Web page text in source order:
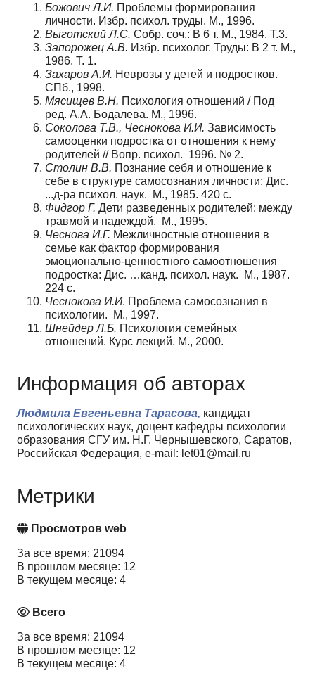
Божович Л.И. Проблемы формирования
личности. Избр. психол. труды. М., 1996.
Выготский Л.С. Собр. соч.: В 6 т. М., 1984. Т.3.
Запорожец А.В. Избр. психолог. Труды: В 2 т. М.,
1986. Т. 1.
Захаров А.И. Неврозы у детей и подростков.
СПб., 1998.
Мясищев В.Н. Психология отношений / Под
ред. А.А. Бодалева. М., 1996.
Соколова Т.В., Чеснокова И.И. Зависимость
самооценки подростка от отношения к нему
родителей // Вопр. психол. 1996. № 2.
Столин В.В. Познание себя и отношение к
себе в структуре самосознания личности: Дис.
...д-ра психол. наук. М., 1985. 420 с.
Фидгор Г. Дети разведенных родителей: между
травмой и надеждой. М., 1995.
Чеснова И.Г. Межличностные отношения в
семье как фактор формирования
эмоционально-ценностного самоотношения
подростка: Дис. …канд. психол. наук. М., 1987.
224 с.
Чеснокова И.И. Проблема самосознания в
психологии. М., 1997.
Шнейдер Л.Б. Психология семейных
отношений. Курс лекций. М., 2000.
Информация об авторах
Людмила Евгеньевна Тарасова, кандидат
психологических наук, доцент кафедры психологии
образования СГУ им. Н.Г. Чернышевского, Саратов,
Российская Федерация, e-mail: let01@mail.ru
Метрики
Просмотров web
За все время: 21094
В прошлом месяце: 12
В текущем месяце: 4
Всего
За все время: 21094
В прошлом месяце: 12
В текущем месяце: 4